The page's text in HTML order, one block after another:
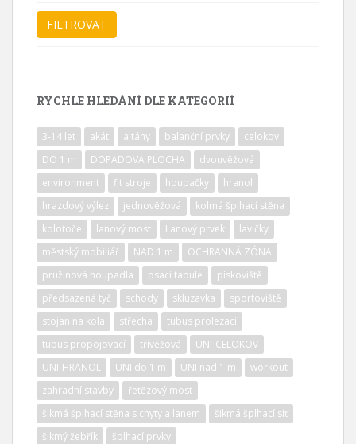
RYCHLE HLEDÁNÍ DLE KATEGORIÍ
3-14 let akát altány balanční prvky
celokov
DO 1 m
DOPADOVÁ PLOCHA
dvouvěžová
environment
fit stroje houpačky
hranol
hrazdový výlez
jednověžová
kolmá šplhací stěna
kolotoče
lanový most Lanový prvek
lavičky
městský mobiliář
NAD 1 m
OCHRANNÁ ZÓNA
pružinová houpadla
psací tabule
pískoviště
předsazená tyč
schody skluzavka
sportoviště
stojan na kola
střecha
tubus prolezací
tubus propojovací
třívěžová
UNI-CELOKOV
UNI-HRANOL
UNI do 1 m UNI nad 1 m
workout
zahradní stavby
řetězový most
šikmá šplhací stěna s chyty a lanem
šikmá šplhací síť
šikmý žebřík
šplhací prvky